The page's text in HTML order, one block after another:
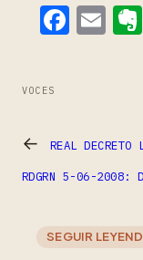
VOCES
← REAL
RDGRN 5-06-2008:
SEGUIR